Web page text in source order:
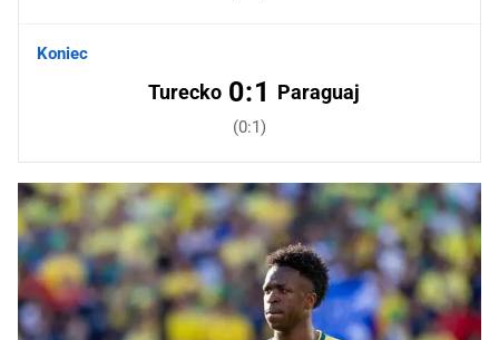
Koniec
Turecko 0:1 Paraguaj
(0:1)